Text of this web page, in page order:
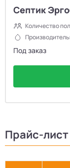
Септик
Количество
Под заказ
Прайс-